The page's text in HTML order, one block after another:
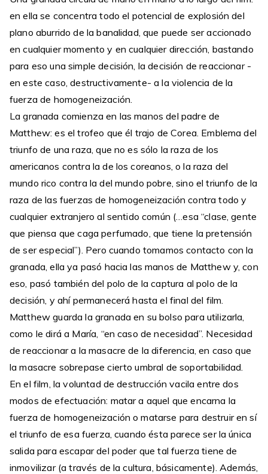
en ella se concentra todo el potencial de explosión del
plano aburrido de la banalidad, que puede ser accionado
en cualquier momento y en cualquier dirección, bastando
para eso una simple decisión, la decisión de reaccionar -
en este caso, destructivamente- a la violencia de la
fuerza de homogeneización.
La granada comienza en las manos del padre de
Matthew: es el trofeo que él trajo de Corea. Emblema del
triunfo de una raza, que no es sólo la raza de los
americanos contra la de los coreanos, o la raza del
mundo rico contra la del mundo pobre, sino el triunfo de la
raza de las fuerzas de homogeneización contra todo y
cualquier extranjero al sentido común (…esa “clase, gente
que piensa que caga perfumado, que tiene la pretensión
de ser especial”). Pero cuando tomamos contacto con la
granada, ella ya pasó hacia las manos de Matthew y, con
eso, pasó también del polo de la captura al polo de la
decisión, y ahí permanecerá hasta el final del film.
Matthew guarda la granada en su bolso para utilizarla,
como le dirá a María, “en caso de necesidad”. Necesidad
de reaccionar a la masacre de la diferencia, en caso que
la masacre sobrepase cierto umbral de soportabilidad.
En el film, la voluntad de destrucción vacila entre dos
modos de efectuación: matar a aquel que encarna la
fuerza de homogeneización o matarse para destruir en sí
el triunfo de esa fuerza, cuando ésta parece ser la única
salida para escapar del poder que tal fuerza tiene de
inmovilizar (a través de la cultura, básicamente). Además,